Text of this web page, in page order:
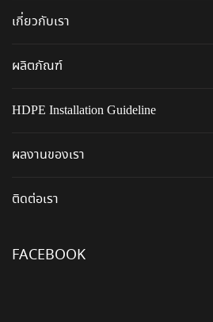
เกี่ยวกับเรา
ผลิตภัณฑ์
HDPE Installation Guideline
ผลงานของเรา
ติดต่อเรา
FACEBOOK